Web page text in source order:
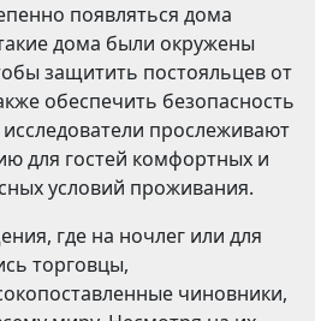
появляться дома
дома были окружены
защитить постояльцев от
обеспечить безопасность
прослеживают
для гостей комфортных и
условий проживания.
где на ночлег или для
торговцы,
чиновники,